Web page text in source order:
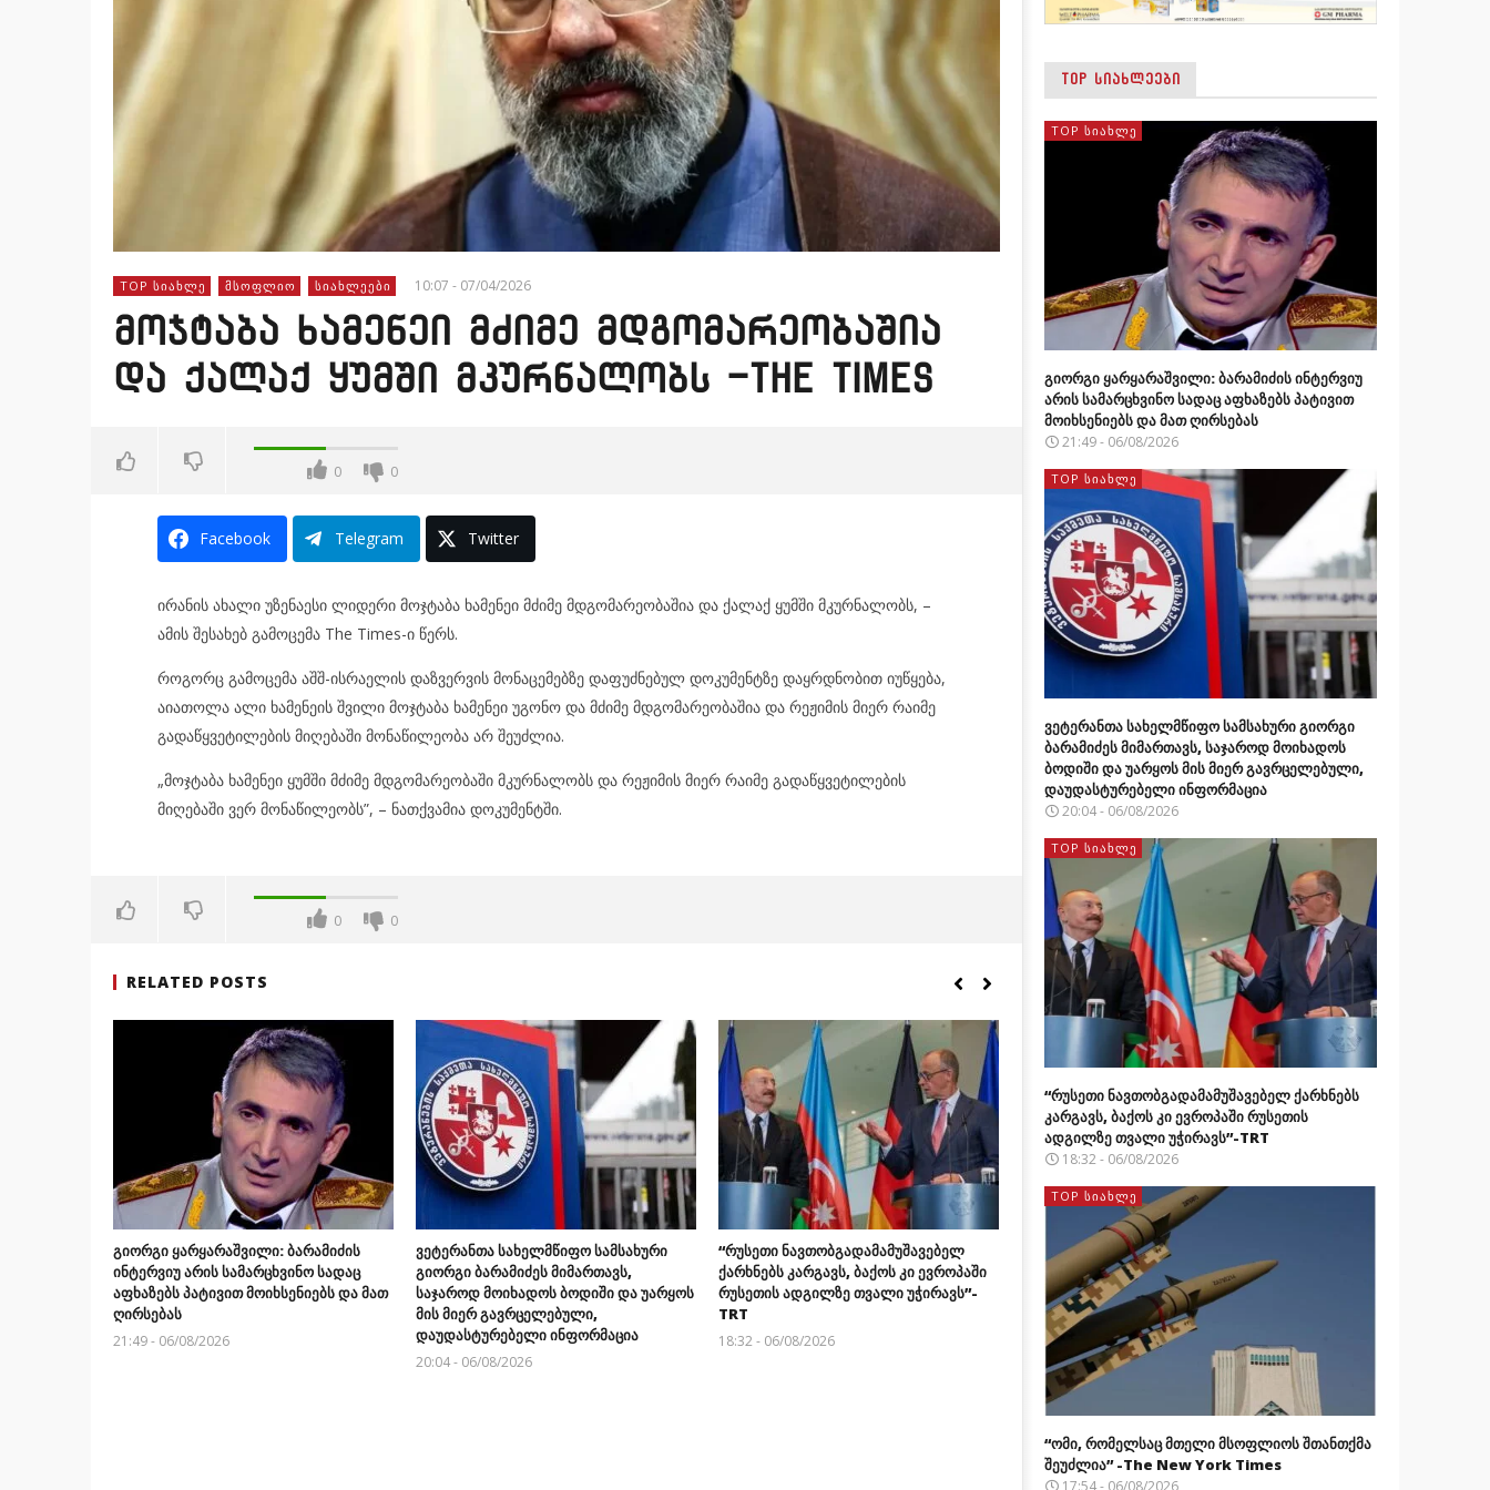
TOP ᲡᲘᲐᲮᲚᲔ ᲛᲡᲝᲤᲚᲘᲝ ᲡᲘᲐᲮᲚᲔᲔᲑᲘ 10:07 - 07/04/2026
მოჯტაბა ხამენეი მძიმე მდგომარეობაშია
და ქალაქ ყუმში მკურნალობს -The Times
0 0
Facebook Telegram Twitter
ირანის ახალი უზენაესი ლიდერი მოჯტაბა ხამენეი მძიმე მდგომარეობაშია და ქალაქ ყუმში მკურნალობს, –
ამის შესახებ გამოცემა The Times-ი წერს.
როგორც გამოცემა აშშ-ისრაელის დაზვერვის მონაცემებზე დაფუძნებულ დოკუმენტზე დაყრდნობით იუწყება,
აიათოლა ალი ხამენეის შვილი მოჯტაბა ხამენეი უგონო და მძიმე მდგომარეობაშია და რეჟიმის მიერ რაიმე
გადაწყვეტილების მიღებაში მონაწილეობა არ შეუძლია.
„მოჯტაბა ხამენეი ყუმში მძიმე მდგომარეობაში მკურნალობს და რეჟიმის მიერ რაიმე გადაწყვეტილების
მიღებაში ვერ მონაწილეობს”, – ნათქვამია დოკუმენტში.
0 0
RELATED POSTS
გიორგი ყარყარაშვილი: ბარამიძის
ინტერვიუ არის სამარცხვინო სადაც
აფხაზებს პატივით მოიხსენიებს და მათ
ღირსებას
21:49 - 06/08/2026
ვეტერანთა სახელმწიფო სამსახური
გიორგი ბარამიძეს მიმართავს,
საჯაროდ მოიხადოს ბოდიში და უარყოს
მის მიერ გავრცელებული,
დაუდასტურებელი ინფორმაცია
20:04 - 06/08/2026
“რუსეთი ნავთობგადამამუშავებელ
ქარხნებს კარგავს, ბაქოს კი ევროპაში
რუსეთის ადგილზე თვალი უჭირავს”-
TRT
18:32 - 06/08/2026
TOP ᲡᲘᲐᲮᲚᲔᲔᲑᲘ
TOP ᲡᲘᲐᲮᲚᲔ
გიორგი ყარყარაშვილი: ბარამიძის ინტერვიუ
არის სამარცხვინო სადაც აფხაზებს პატივით
მოიხსენიებს და მათ ღირსებას
21:49 - 06/08/2026
TOP ᲡᲘᲐᲮᲚᲔ
ვეტერანთა სახელმწიფო სამსახური გიორგი
ბარამიძეს მიმართავს, საჯაროდ მოიხადოს
ბოდიში და უარყოს მის მიერ გავრცელებული,
დაუდასტურებელი ინფორმაცია
20:04 - 06/08/2026
TOP ᲡᲘᲐᲮᲚᲔ
“რუსეთი ნავთობგადამამუშავებელ ქარხნებს
კარგავს, ბაქოს კი ევროპაში რუსეთის
ადგილზე თვალი უჭირავს”-TRT
18:32 - 06/08/2026
TOP ᲡᲘᲐᲮᲚᲔ
“ომი, რომელსაც მთელი მსოფლიოს შთანთქმა
შეუძლია” -The New York Times
17:54 - 06/08/2026